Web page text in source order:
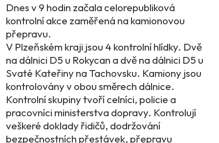
Dnes v 9 hodin začala celorepubliková
kontrolní akce zaměřená na kamionovou
přepravu.
V Plzeňském kraji jsou 4 kontrolní hlídky. Dvě
na dálnici D5 u Rokycan a dvě na dálnici D5 u
Svaté Kateřiny na Tachovsku. Kamiony jsou
kontrolovány v obou směrech dálnice.
Kontrolní skupiny tvoří celníci, policie a
pracovníci ministerstva dopravy. Kontrolují
veškeré doklady řidičů, dodržování
bezpečnostních přestávek, přepravu